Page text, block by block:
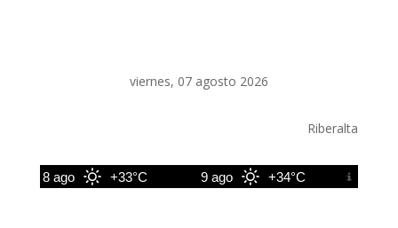
viernes, 07 agosto 2026
Riberalta
8 ago +33°C 9 ago +34°C 10 ago